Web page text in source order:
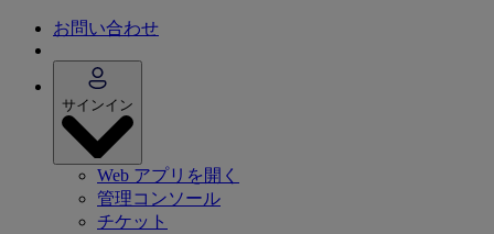
お問い合わせ
サインイン
Web アプリを開く
管理コンソール
チケット